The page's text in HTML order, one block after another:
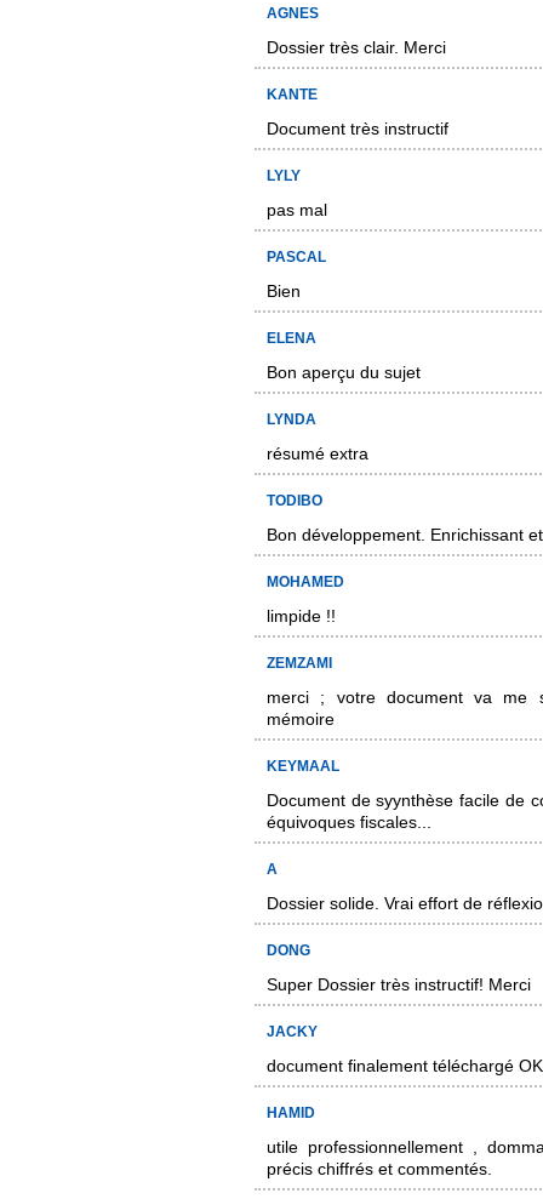
AGNES
Dossier très clair. Merci
KANTE
Document très instructif
LYLY
pas mal
PASCAL
Bien
ELENA
Bon aperçu du sujet
LYNDA
résumé extra
TODIBO
Bon développement. Enrichissant
MOHAMED
limpide !!
ZEMZAMI
merci ; votre document va me
mémoire
KEYMAAL
Document de syynthèse facile de
équivoques fiscales...
A
Dossier solide. Vrai effort de
DONG
Super Dossier très instructif! Merci
JACKY
document finalement téléchargé
HAMID
utile professionnellement ,
précis chiffrés et commentés.